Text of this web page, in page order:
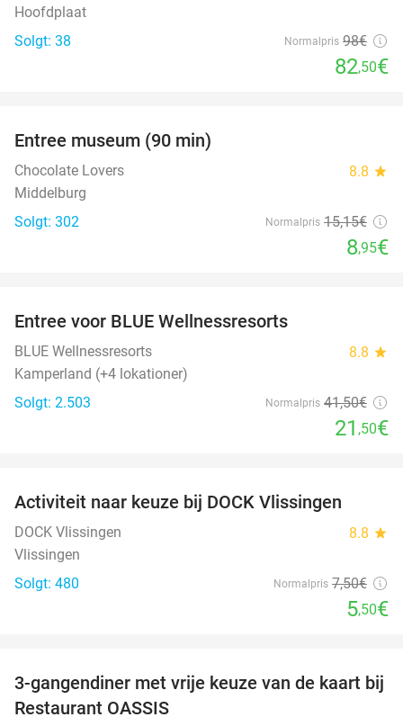
Hoofdplaat
Solgt: 38
Normalpris 98€
82,50€
Entree museum (90 min)
Chocolate Lovers 8.8 star
Middelburg
Solgt: 302
Normalpris 15,15€
8,95€
Entree voor BLUE Wellnessresorts
BLUE Wellnessresorts 8.8 star
Kamperland (+4 lokationer)
Solgt: 2.503
Normalpris 41,50€
21 ,50€
Activiteit naar keuze bij DOCK Vlissingen
DOCK Vlissingen 8.8 star
Vlissingen
Solgt: 480
Normalpris 7,50€
5,50€
43%
3-gangendiner met vrije keuze van de kaart bij
Restaurant OASSIS